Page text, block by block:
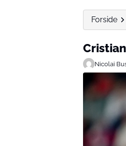
Forside
Nicolai